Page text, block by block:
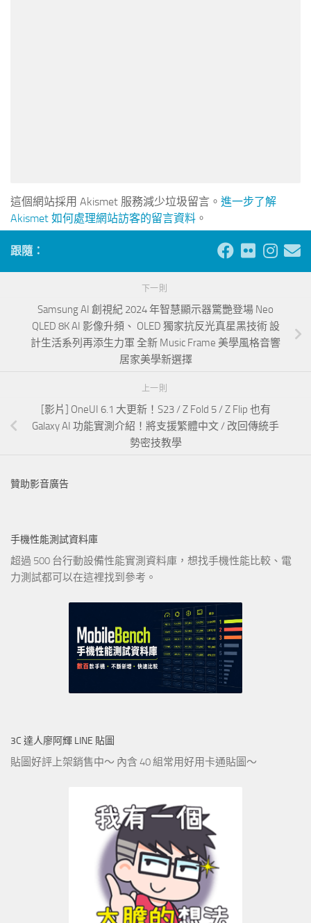
這個網站採用 Akismet 服務減少垃圾留言。 進一步了解
Akismet 如何處理網站訪客的留言資料 。
跟隨：
下一則
Samsung AI 創視紀 2024 年智慧顯示器驚艷登場 Neo
QLED 8K AI 影像升頻、 OLED 獨家抗反光真星黑技術 設
計生活系列再添生力軍 全新 Music Frame 美學風格音響
居家美學新選擇
上一則
[影片] OneUI 6.1 大更新！S23 / Z Fold 5 / Z Flip 也有
Galaxy AI 功能實測介紹！將支援繁體中文 / 改回傳統手
勢密技教學
贊助影音廣告
手機性能測試資料庫
超過 500 台行動設備性能實測資料庫，想找手機性能比較、電
力測試都可以在這裡找到參考。
3C 達人廖阿輝 LINE 貼圖
貼圖好評上架銷售中～ 內含 40 組常用好用卡通貼圖～